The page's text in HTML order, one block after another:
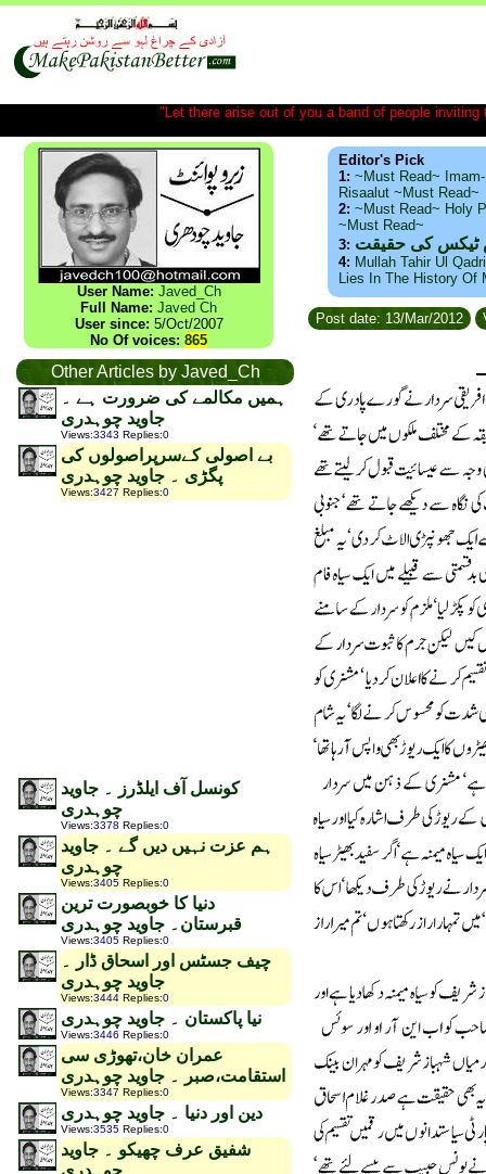
"Let there arise out of you a band of people
User Name: Javed_Ch
Full Name: Javed Ch
User since: 5/Oct/2007
No Of voices: 865
Other Articles by Javed_Ch
ہمیں مکالمے کی ضرورت ہے ۔
جاوید چوہدری
Views:3343 Replies:0
بے اصولی کےسرپراصولوں کی
پگڑی ۔ جاوید چوہدری
Views:3427 Replies:0
کونسل آف ایلڈرز ۔ جاوید
چوہدری
Views:3378 Replies:0
ہم عزت نہیں دیں گے ۔ جاوید
چوہدری
Views:3405 Replies:0
دنیا کا خوبصورت ترین
قبرستان۔ جاوید چوہدری
Views:3405 Replies:0
چیف جسٹس اور اسحاق ڈار ۔
جاوید چوہدری
Views:3444 Replies:0
نیا پاکستان ۔ جاوید چوہدری
Views:3446 Replies:0
عمران خان،تھوڑی سی
استقامت،صبر ۔ جاوید چوہدری
Views:3347 Replies:0
دین اور دنیا ۔ جاوید چوہدری
Views:3535 Replies:0
شفیق عرف چھیکو ۔ جاوید
چوہدری
Editor's Pick
1: ~Must Read~
Risaalut ~Must Read~
2: ~Must Read~ Holy
~Must Read~
3: ٹیکس کی حقیقت
4: Mullah Tahir Ul
Lies In The History Of
Post date: 13/Mar/2012